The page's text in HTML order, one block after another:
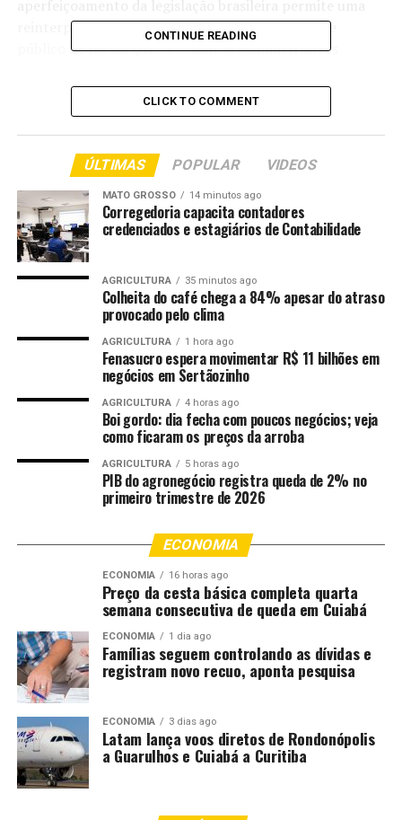
reinterpretação da indisponibilidade do interesse
público de forma que os conflitos administrativos
de consensualidade.
“Trata-se de leitura relevante para gestores públicos,
membros de tribunais de contas, juristas e estudiosos do
Direito Administrativo e Processual, que buscam
compreender como os métodos alternativos podem
modernizar a atuação estatal e promover uma
governança pública mais eficiente, dialógica e
comprometida com os princípios constitucionais”,
explica o conselheiro.
A tese do conselheiro aponta novos caminhos o
Controle Externo brasileiro, ampliando sua atuação
como agente na construção de soluções para os
conflitos da administração pública além da via judicial,
por meio de procedimento estruturado de governança
colaborativa, sem abrir mão da legalidade e da proteção
Na oportunidade, o presidente do TCE-MT, conselheiro
Sérgio Ricardo, fará uma homenagem a Novelli pelo
Jubileu de Prata como membro da Corte de Contas,
completado neste mês. O deputado Wilson Santos fará a
outorga da Comenda Dante de Oliveira, concedida pelo
Poder Legislativo estadual ao membro do Tribunal de
Comentários
RELATED TOPICS: CONSELHEIRO CUIABÁ
CUIABA..CBA
DESTAQUE
GROSSO LANÇA LIVRO MATO QUARTA
UP NEXT
CONTINUE READING
CLICK TO COMMENT
ÚLTIMAS POPULAR VIDEOS
MATO GROSSO 14 minutos ago
Corregedoria capacita contadores
credenciados e estagiários de Contabilidade
AGRICULTURA 35 minutos ago
Colheita do café chega a 84% apesar do atraso
provocado pelo clima
AGRICULTURA 1 hora ago
Fenasucro espera movimentar R$ 11 bilhões em
negócios em Sertãozinho
AGRICULTURA 4 horas ago
Boi gordo: dia fecha com poucos negócios; veja
como ficaram os preços da arroba
AGRICULTURA 5 horas ago
PIB do agronegócio registra queda de 2% no
primeiro trimestre de 2026
ECONOMIA
ECONOMIA 16 horas ago
Preço da cesta básica completa quarta
semana consecutiva de queda em Cuiabá
ECONOMIA 1 dia ago
Famílias seguem controlando as dívidas e
registram novo recuo, aponta pesquisa
ECONOMIA 3 dias ago
Latam lança voos diretos de Rondonópolis
a Guarulhos e Cuiabá a Curitiba